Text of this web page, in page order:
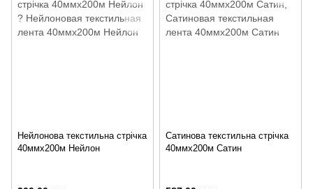
Нейлонова текстильна стрічка
40ммх200м Нейлон
Сатинова текстильна стрічка
40ммх200м Сатин